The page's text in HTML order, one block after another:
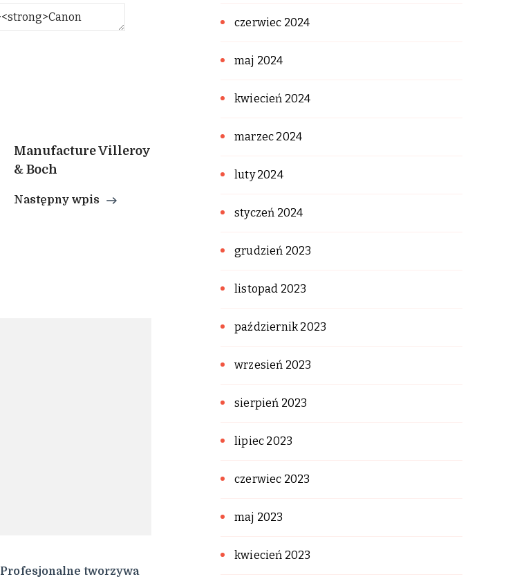
Manufacture Villeroy
& Boch
Następny wpis
Profesjonalne tworzywa
czerwiec 2024
maj 2024
kwiecień 2024
marzec 2024
luty 2024
styczeń 2024
grudzień 2023
listopad 2023
październik 2023
wrzesień 2023
sierpień 2023
lipiec 2023
czerwiec 2023
maj 2023
kwiecień 2023